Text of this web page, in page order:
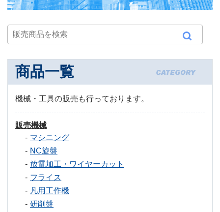
商品一覧
機械・工具の販売も行っております。
販売機械
マシニング
NC旋盤
放電加工・ワイヤーカット
フライス
凡用工作機
研削盤